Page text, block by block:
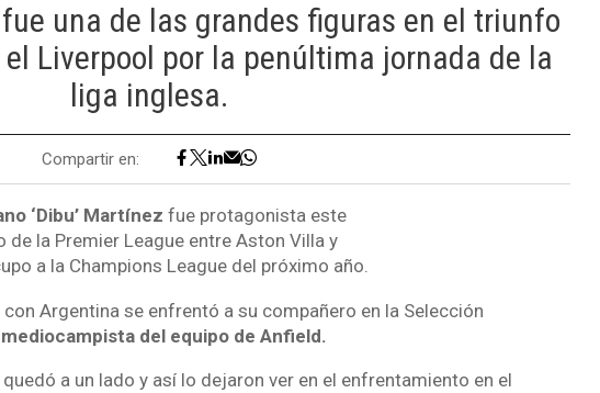
una de las grandes figuras en el triunfo
Liverpool por la penúltima jornada de la
liga inglesa.
Compartir en:
‘Dibu’ Martínez fue protagonista este
de la Premier League entre Aston Villa y
a la Champions League del próximo año.
Argentina se enfrentó a su compañero en la Selección
del equipo de Anfield.
a un lado y así lo dejaron ver en el enfrentamiento en el